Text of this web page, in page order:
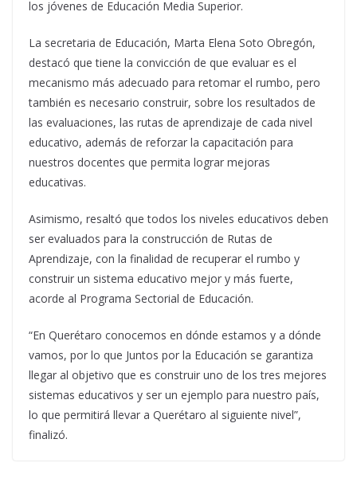
los jóvenes de Educación Media Superior.
La secretaria de Educación, Marta Elena Soto Obregón,
destacó que tiene la convicción de que evaluar es el
mecanismo más adecuado para retomar el rumbo, pero
también es necesario construir, sobre los resultados de
las evaluaciones, las rutas de aprendizaje de cada nivel
educativo, además de reforzar la capacitación para
nuestros docentes que permita lograr mejoras
educativas.
Asimismo, resaltó que todos los niveles educativos deben
ser evaluados para la construcción de Rutas de
Aprendizaje, con la finalidad de recuperar el rumbo y
construir un sistema educativo mejor y más fuerte,
acorde al Programa Sectorial de Educación.
“En Querétaro conocemos en dónde estamos y a dónde
vamos, por lo que Juntos por la Educación se garantiza
llegar al objetivo que es construir uno de los tres mejores
sistemas educativos y ser un ejemplo para nuestro país,
lo que permitirá llevar a Querétaro al siguiente nivel”,
finalizó.